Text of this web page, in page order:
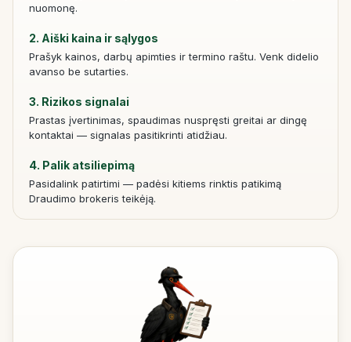
nuomonę.
2. Aiški kaina ir sąlygos
Prašyk kainos, darbų apimties ir termino raštu. Venk didelio
avanso be sutarties.
3. Rizikos signalai
Prastas įvertinimas, spaudimas nuspręsti greitai ar dingę
kontaktai — signalas pasitikrinti atidžiau.
4. Palik atsiliepimą
Pasidalink patirtimi — padėsi kitiems rinktis patikimą
Draudimo brokeris teikėją.